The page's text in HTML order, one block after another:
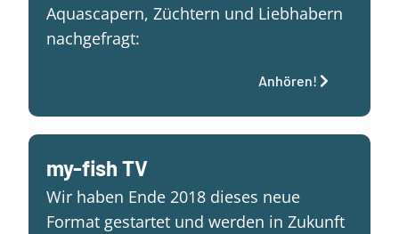
Aquascapern, Züchtern und Liebhabern
nachgefragt:
Anhören!
my-fish TV
Wir haben Ende 2018 dieses neue
Format gestartet und werden in Zukunft